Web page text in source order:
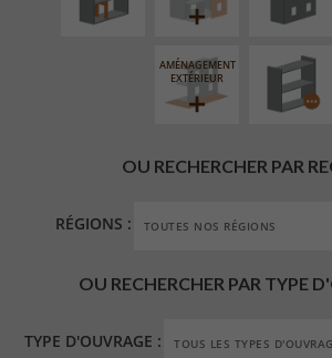
AMÉNAGEMENT
EXTÉRIEUR
OU RECHERCHER PAR
RÉGIONS :
OU RECHERCHER PAR TYPE
TYPE D'OUVRAGE :